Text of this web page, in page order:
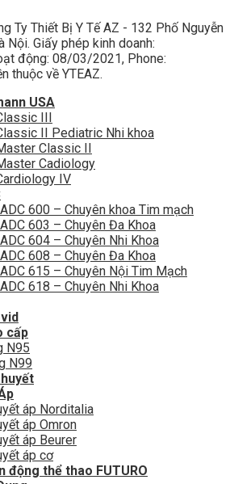
Ty Thiết Bị Y Tế AZ - 132 Phố Nguyễn
Nội. Giấy phép kinh doanh:
động: 08/03/2021, Phone:
thuộc về YTEAZ.
USA
III
II Pediatric Nhi khoa
Classic II
Cadiology
IV
600 – Chuyên khoa Tim mạch
603 – Chuyên Đa Khoa
604 – Chuyên Nhi Khoa
608 – Chuyên Đa Khoa
615 – Chuyên Nội Tim Mạch
618 – Chuyên Nhi Khoa
cấp
N95
N99
áp Norditalia
áp Omron
áp Beurer
áp cơ
động thể thao FUTURO